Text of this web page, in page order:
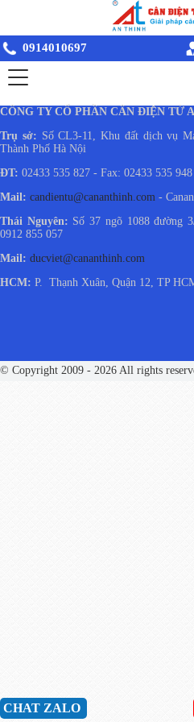
0914010697
CÔNG TY CỔ PHẦN CÂN ĐIỆN TỬ
Trụ sở: Số CL3-11, Khu đất dịch vụ
Thành Phố Hà Nội
ĐT: 02433 535 827 - Fax: 02433 535
Mail: candientu@cananthinh.com -
Thái Nguyên: Số 37 ngõ 1088 đường
0912 855 057
Mail: ducviet@cananthinh.com
HCM: P. Thạnh Xuân, Quận 12, TP
© Copyright 2009 - 2026 All rights
CHAT ZALO